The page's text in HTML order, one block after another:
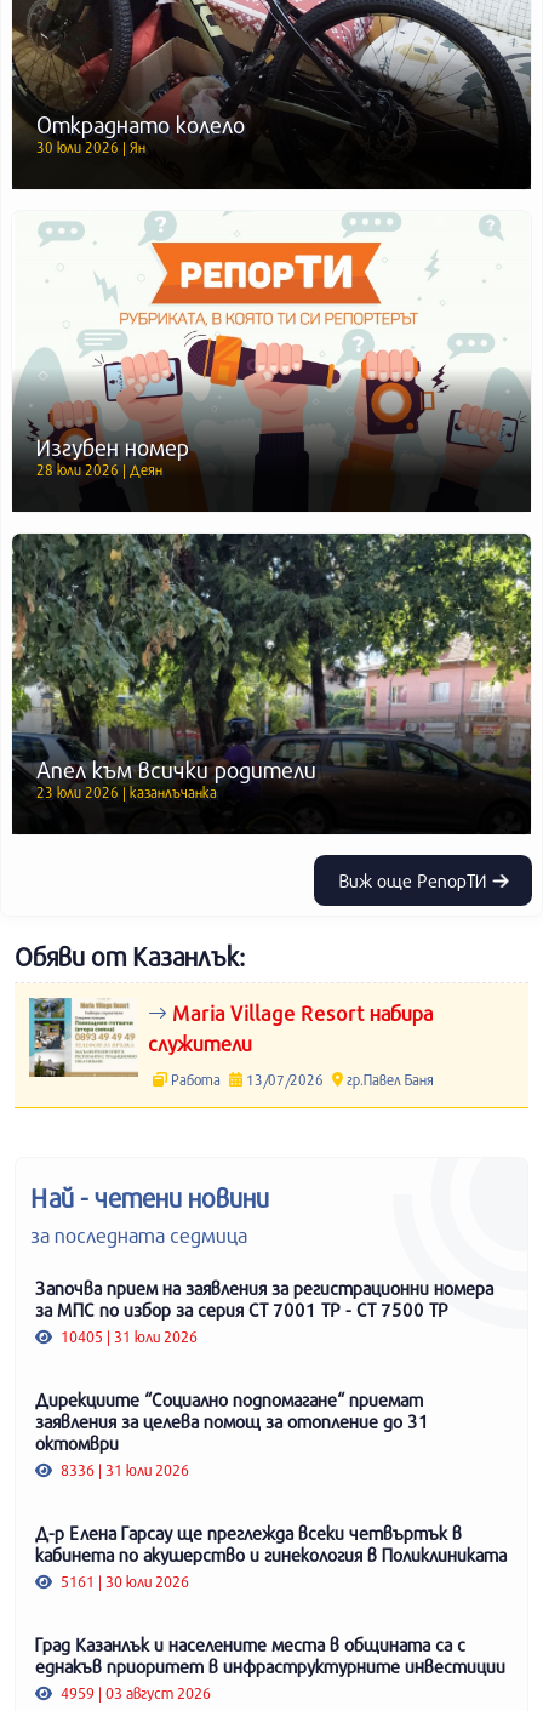
Откраднато колело
30 юли 2026 | Ян
Изгубен номер
28 юли 2026 | Деян
Апел към всички родители
23 юли 2026 | казанлъчанка
Виж още РепорТИ
Обяви от Казанлък:
Maria Village Resort набира
служители
Работа 13/07/2026 гр.Павел Баня
Най - четени новини
за последната седмица
Започва прием на заявления за регистрационни номера
за МПС по избор за серия СТ 7001 ТР - СТ 7500 ТР
10405 | 31 юли 2026
Дирекциите “Социално подпомагане“ приемат
заявления за целева помощ за отопление до 31
октомври
8336 | 31 юли 2026
Д-р Елена Гарсау ще преглежда всеки четвъртък в
кабинета по акушерство и гинекология в Поликлиниката
5161 | 30 юли 2026
Град Казанлък и населените места в общината са с
еднакъв приоритет в инфраструктурните инвестиции
4959 | 03 август 2026